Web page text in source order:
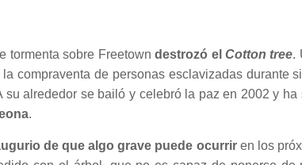
tormenta sobre Freetowndestrozó elCotton tree.
compraventa de personas esclavizadas durante
su alrededor se bailó y celebró la paz en 2002 y
.
de que algo grave puede ocurriren los